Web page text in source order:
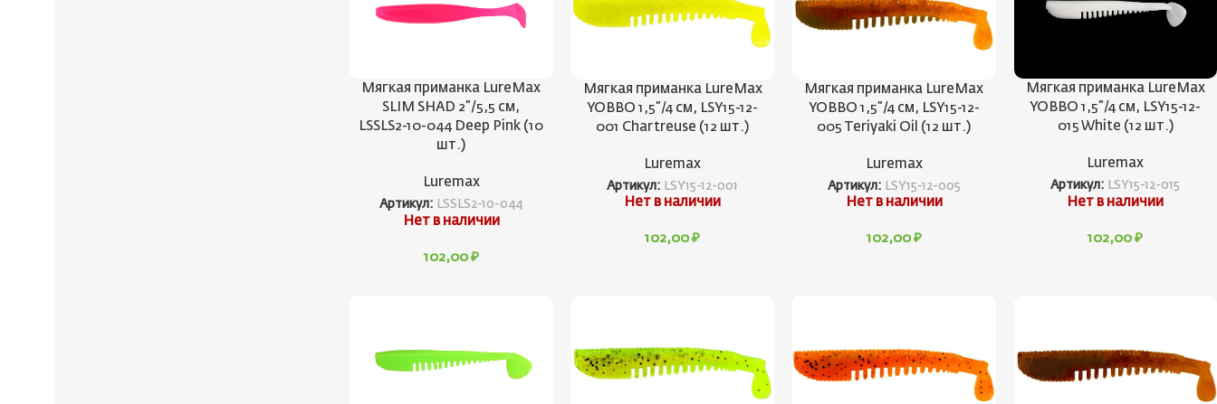
Мягкая приманка LureMax
SLIM SHAD 2”/5,5 см,
LSSLS2-10-044 Deep Pink (10
шт.)
Luremax
Артикул: LSSLS2-10-044
Нет в наличии
102,00 ₽
Мягкая приманка LureMax
YOBBO 1,5”/4 см, LSY15-12-
001 Chartreuse (12 шт.)
Luremax
Артикул: LSY15-12-001
Нет в наличии
102,00₽
Мягкая приманка LureMax
YOBBO 1,5”/4 см, LSY15-12-
005 Teriyaki Oil (12 шт.)
Luremax
Артикул: LSY15-12-005
Нет в наличии
102,00 ₽
Мягкая приманка LureMax
YOBBO 1,5”/4 см, LSY15-12-
015 White (12 шт.)
Luremax
Артикул: LSY15-12-015
Нет в наличии
102,00₽